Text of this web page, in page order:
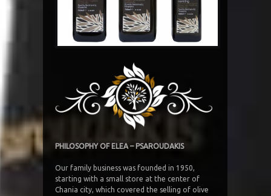
PHILOSOPHY OF ELΕA – PSAROUDAKIS
Our family business was founded in 1950,
starting with a small store at the center of
Chania city, which covered the selling of olive